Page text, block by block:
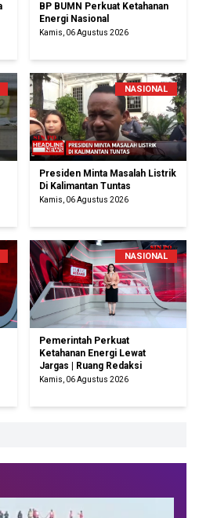
BP BUMN Perkuat Ketahanan
Energi Nasional
Kamis, 06 Agustus 2026
NASIONAL
Presiden Minta Masalah Listrik
Di Kalimantan Tuntas
Kamis, 06 Agustus 2026
NASIONAL
Pemerintah Perkuat
Ketahanan Energi Lewat
Jargas | Ruang Redaksi
Kamis, 06 Agustus 2026